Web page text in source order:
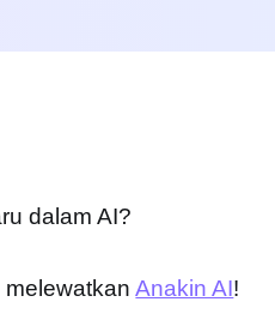
dalam AI?
melewatkanAnakin AI!